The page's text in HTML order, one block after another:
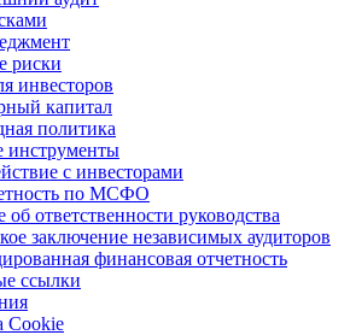
риски
инвесторов
капитал
политика
инструменты
с инвеcторами
по МСФО
об ответственности руководства
заключение независимых аудиторов
финансовая отчетность
ссылки
Cookie